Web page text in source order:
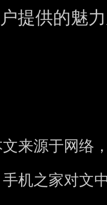
提供的魅
来源于网络
机之家对文